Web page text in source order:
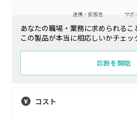
サポ
連携・拡張性
あなたの職場・業務に求められるこ
この製品が本当に相応しいかチェッ
診断を開始
コスト